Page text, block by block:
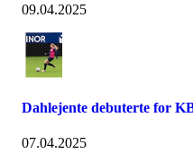
09.04.2025
Dahlejente debuterte for
07.04.2025